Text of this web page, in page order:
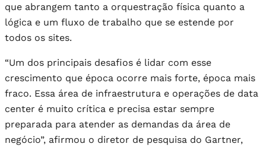
que abrangem tanto a orquestração física quanto a
lógica e um fluxo de trabalho que se estende por
todos os sites.
“Um dos principais desafios é lidar com esse
crescimento que época ocorre mais forte, época mais
fraco. Essa área de infraestrutura e operações de data
center é muito crítica e precisa estar sempre
preparada para atender as demandas da área de
negócio”, afirmou o diretor de pesquisa do Gartner,